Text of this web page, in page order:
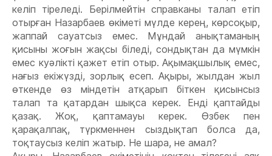
келіп тіреледі. Берілмейтін справканы талап етіп
отырған Назарбаев өкіметі мүлде керең, көрсоқыр,
жаппай сауатсыз емес. Мұндай анықтаманың
қисыны жоғын жақсы біледі, сондықтан да мүмкін
емес куəлікті қажет етіп отыр. Ақымақшылық емес,
нағыз екіжүзді, зорлық есеп. Ақыры, жылдан жыл
өткенде өз міндетін атқарып біткен қисынсыз
талап та қатардан шықса керек. Енді қаптайды
қазақ. Жоқ, қаптамауы керек. Өзбек пен
қарақалпақ, түркменнен сыздықтап болса да,
тоқтаусыз келіп жатыр. Не шара, не амал?